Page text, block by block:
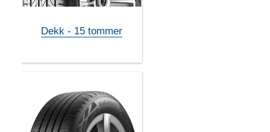
Dekk - 15 tommer